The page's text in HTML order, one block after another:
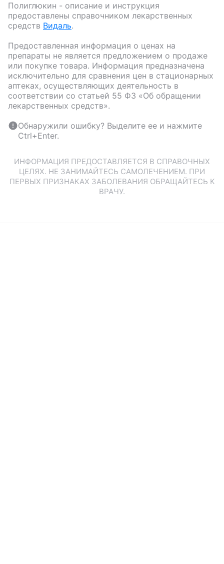
Полиглюкин - описание и инструкция
предоставлены справочником лекарственных
средств Видаль.
Предоставленная информация о ценах на
препараты не является предложением о продаже
или покупке товара. Информация предназначена
исключительно для сравнения цен в стационарных
аптеках, осуществляющих деятельность в
соответствии со статьей 55 ФЗ «Об обращении
лекарственных средств».
Обнаружили ошибку? Выделите ее и нажмите
Ctrl+Enter.
ИНФОРМАЦИЯ ПРЕДОСТАВЛЯЕТСЯ В СПРАВОЧНЫХ
ЦЕЛЯХ. НЕ ЗАНИМАЙТЕСЬ САМОЛЕЧЕНИЕМ. ПРИ
ПЕРВЫХ ПРИЗНАКАХ ЗАБОЛЕВАНИЯ ОБРАЩАЙТЕСЬ К
ВРАЧУ.